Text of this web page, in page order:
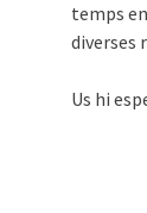
temps
diverses
Us hi